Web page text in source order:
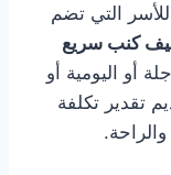
للأسر التي تضم
كنب سريع
أو اليومية أو
تقدير تكلفة